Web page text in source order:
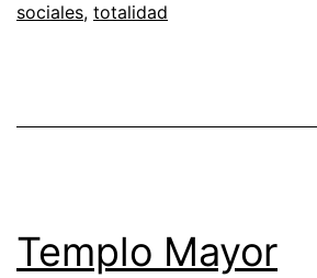
sociales, totalidad
Templo Mayor